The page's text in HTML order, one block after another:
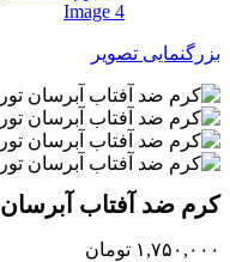
بزرگنمایی تصویر
کرم ضد آفتاب آبرسان
۱,۷۵۰,۰۰۰ تومان